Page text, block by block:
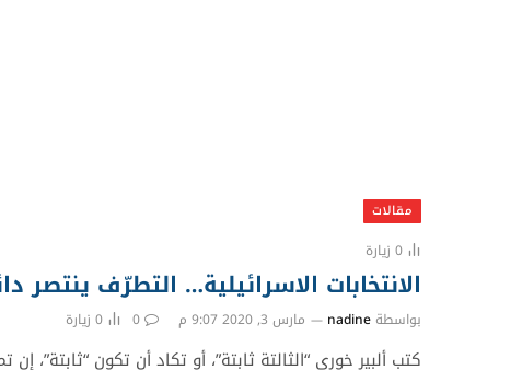
مقالات
0 زيارة
الانتخابات الاسرائيلية… التطرّف ينتصر
بواسطة nadine مارس 3, 2020 9:07 م 0
0 زيارة
كتب ألبير خوري “الثالتة ثابتة”، أو تكاد أن تكون “ثابتة”،